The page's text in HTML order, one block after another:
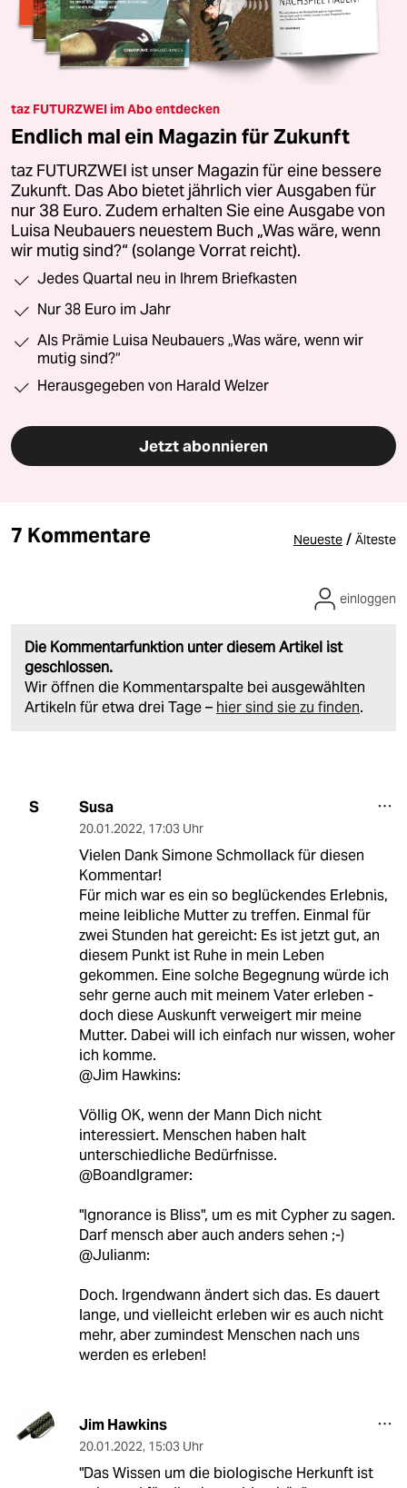
taz FUTURZWEI im Abo entdecken
Endlich mal ein Magazin für Zukunft
taz FUTURZWEI ist unser Magazin für eine bessere
Zukunft. Das Abo bietet jährlich vier Ausgaben für
nur 38 Euro. Zudem erhalten Sie eine Ausgabe von
Luisa Neubauers neuestem Buch „Was wäre, wenn
wir mutig sind?“ (solange Vorrat reicht).
Jedes Quartal neu in Ihrem Briefkasten
Nur 38 Euro im Jahr
Als Prämie Luisa Neubauers „Was wäre, wenn wir
mutig sind?“
Herausgegeben von Harald Welzer
Jetzt abonnieren
7 Kommentare Neueste / Älteste
Die Kommentarfunktion unter diesem Artikel ist
geschlossen.
Wir öffnen die Kommentarspalte bei ausgewählten
Artikeln für etwa drei Tage – hier sind sie zu finden.
einloggen
S Susa
20.01.2022, 17:03 Uhr
Vielen Dank Simone Schmollack für diesen
Kommentar!
Für mich war es ein so beglückendes Erlebnis,
meine leibliche Mutter zu treffen. Einmal für
zwei Stunden hat gereicht: Es ist jetzt gut, an
diesem Punkt ist Ruhe in mein Leben
gekommen. Eine solche Begegnung würde ich
sehr gerne auch mit meinem Vater erleben -
doch diese Auskunft verweigert mir meine
Mutter. Dabei will ich einfach nur wissen, woher
ich komme.
@Jim Hawkins:
Völlig OK, wenn der Mann Dich nicht
interessiert. Menschen haben halt
unterschiedliche Bedürfnisse.
@Boandlgramer:
"Ignorance is Bliss", um es mit Cypher zu sagen.
Darf mensch aber auch anders sehen ;-)
@Julianm:
Doch. Irgendwann ändert sich das. Es dauert
lange, und vielleicht erleben wir es auch nicht
mehr, aber zumindest Menschen nach uns
werden es erleben!
Jim Hawkins
20.01.2022, 15:03 Uhr
"Das Wissen um die biologische Herkunft ist